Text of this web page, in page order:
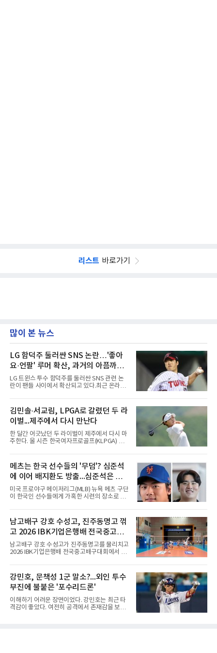
리스트 바로가기
많이 본 뉴스
LG 함덕주 둘러싼 SNS 논란…'좋아
요·언팔' 루머 확산, 과거의 아픔까지
소환됐다
LG 트윈스 투수 함덕주를 둘러싼 SNS 관련 논
란이 팬들 사이에서 확산되고 있다.최근 온라인
동과 관련한 여러 소문이 퍼지면서, 과거 LG 이
적 이후 겪었던 일들까지 다시 주목받고 있다.일
각에서는 함덕주가 LG 공식 계정 '언팔' 및 관련
게시물을 정리하고 친정팀 두산 베어스 계정을
팔로우하고 두산과 관련된 흔적만 남겼다는 주
장이 나오고 있다. 또한 상대 팀 선수의 홈런 릴
스에 '좋아요'를 눌렀다는 이야기도 전해지고 있
럼에도 팬들 사이에서 논란이 커진 이유는 그가
LG 이적 후 부상과 재활로
김민솔·서교림, LPGA로 갈렸던 두 라
이벌...제주에서 다시 만난다
한 달간 어긋났던 두 라이벌이 제주에서 다시 마
주한다. 올 시즌 한국여자프로골프(KLPGA) 투
다.KLPGA 투어는 6일 제주도 서귀포시 테디 밸
리 골프 앤 리조트의 밸리·테디 코스(파72)에서
개막하는 제주삼다수 마스터스(총상금 10억원·
우승 상금 1억8천만원)로 하반기를 시작한다.두
선수의 재회 자체가 화제다. 올 시즌 3승으로 대
상 포인트(313점), 상금(9억8천400만원), 평균
타수(70.41타) 등 주요 부문 1위를 달리는 김민
솔이 하이원리조트 여자오픈에 나설 때 서교림
은 LPGA 에비앙 챔피언십에, 서교림
메츠는 한국 선수들의 '무덤'? 심준석
에 이어 배지환도 방출...심준석은 이
미 귀국, 배지환은 미국 잔류할 듯
미국 프로야구 메이저리그(MLB) 뉴욕 메츠 구단
이 한국인 선수들에게 가혹한 시련의 장소로 전
대형 유망주로 기대를 모았던 투수 심준석에 이
어, 빅리그 경력을 지닌 내외야수 배지환까지 연
달아 뉴욕 메츠 산하 마이너리그에서 방출 통보
를 받는 아픔을 겪었다. 두 선수의 동반 이탈은
메츠 구단이 유독 한국 선수들에게 '기회의 땅'이
아닌 '무덤'처럼 작용하고 있음을 방증하고 있다.
고교 시절 시속 160km에 달하는 강속구로 큰 스
리츠와 마이애미 말린스를 거쳐 메츠에 둥지를
틀며 반등을 노렸으나
남고배구 강호 수성고, 진주동명고 꺾
고 2026 IBK기업은행배 전국중고배
구대회 4강 진출
남고배구 강호 수성고가 진주동명고를 물리치고
2026 IBK기업은행배 전국중고배구대회에서 18
한국중고배구 2차연맹전 준우승팀 수성고는 4
일 충북 제천 대원대 민송체육관에서 열린 대회
8강전에서 진주동명고를 상대로 공격력이 호조
를 보이며 세트스코어 3-1(25-19, 25-22, 21-
25, 25-23)으로 꺾었다. 인하부고도 부산동성고
를 맞아 뛰어난 조직력을 바탕으로 삼아 3-0(25-
19, 25-19, 25-23)으로 완승을 거두고 4강에 합
강민호, 문책성 1군 말소?...외인 투수
부진에 불붙은 '포수리드론'
이해하기 어려운 장면이었다. 강민호는 최근 타
격감이 좋았다. 여전히 공격에서 존재감을 보여